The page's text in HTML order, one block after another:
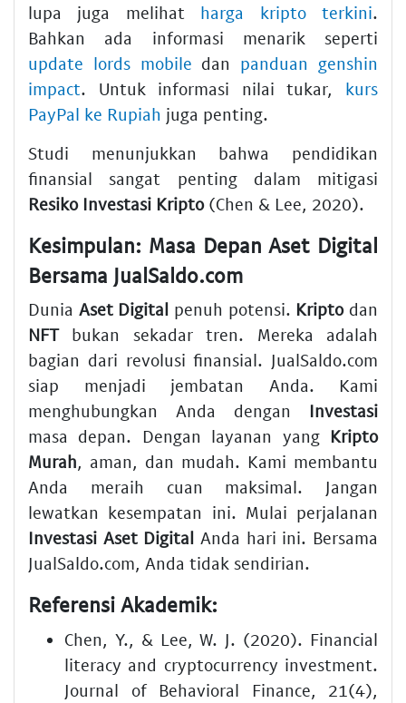
lupa juga melihat harga kripto terkini.
Bahkan ada informasi menarik seperti
update lords mobile dan panduan genshin
impact. Untuk informasi nilai tukar, kurs
PayPal ke Rupiah juga penting.
Studi menunjukkan bahwa pendidikan
finansial sangat penting dalam mitigasi
Resiko Investasi Kripto(Chen & Lee, 2020).
Kesimpulan: Masa DepanAset Digital
Bersama JualSaldo.com
Dunia Aset Digital penuh potensi. Kriptodan
NFTbukan sekadar tren. Mereka adalah
bagian dari revolusi finansial. JualSaldo.com
siap menjadi jembatan Anda. Kami
menghubungkan Anda dengan Investasi
masa depan. Dengan layanan yang Kripto
Murah, aman, dan mudah. Kami membantu
Anda meraih cuan maksimal. Jangan
lewatkan kesempatan ini. Mulai perjalanan
Investasi Aset Digital Anda hari ini. Bersama
JualSaldo.com, Anda tidak sendirian.
Referensi Akademik:
Chen, Y., & Lee, W. J. (2020). Financial
literacy and cryptocurrency investment.
Journal of Behavioral Finance, 21(4),